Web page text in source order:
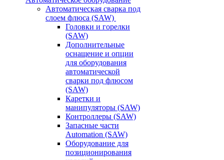
Автоматическая сварка под
слоем флюса (SAW)
Головки и горелки
(SAW)
Дополнительные
оснащение и опции
для оборудования
автоматической
сварки под флюсом
(SAW)
Каретки и
манипуляторы (SAW)
Контроллеры (SAW)
Запасные части
Automation (SAW)
Оборудование для
позиционирования